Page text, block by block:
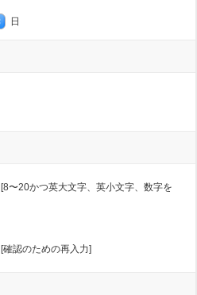
日
[8〜20かつ英大文字、英小文字、数字を
[確認のための再入力]